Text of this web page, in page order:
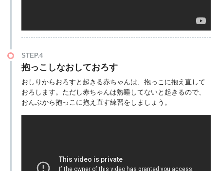
STEP.4
抱っこしなおしておろす
おしりからおろすと起きる赤ちゃんは、抱っこに抱え直して
おろします。ただし赤ちゃんは熟睡してないと起きるので、
おんぶから抱っこに抱え直す練習をしましょう。